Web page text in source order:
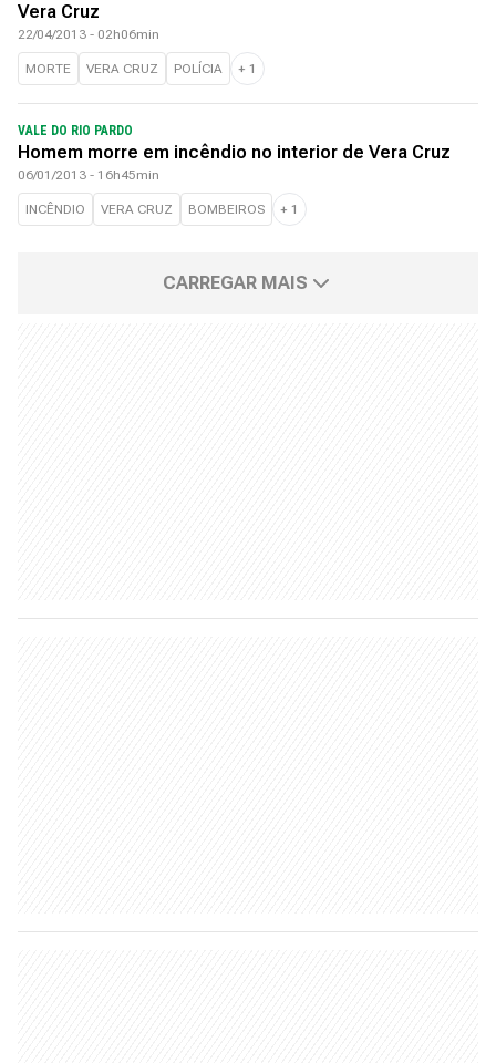
Vera Cruz
22/04/2013 - 02h06min
MORTE VERA CRUZ POLÍCIA + 1
VALE DO RIO PARDO
Homem morre em incêndio no interior de Vera Cruz
06/01/2013 - 16h45min
INCÊNDIO VERA CRUZ BOMBEIROS + 1
CARREGAR MAIS